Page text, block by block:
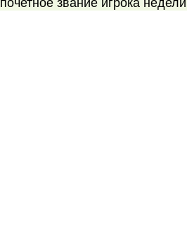
почетное звание игрока